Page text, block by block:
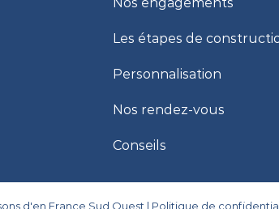
Les étapes de
Personnalisation
Nos rendez-vous
Conseils
d'en France Sud Ouest | Politique de